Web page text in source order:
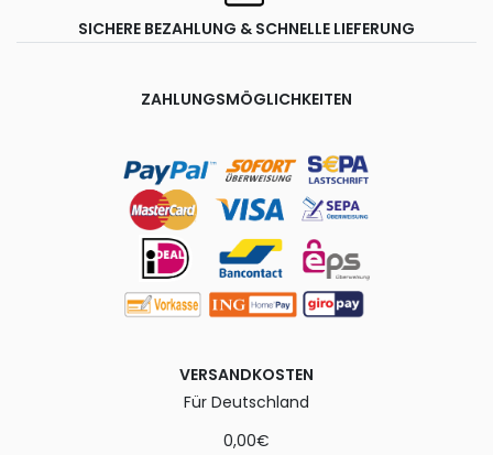
SICHERE BEZAHLUNG & SCHNELLE LIEFERUNG
ZAHLUNGSMÖGLICHKEITEN
VERSANDKOSTEN
Für Deutschland
0,00€